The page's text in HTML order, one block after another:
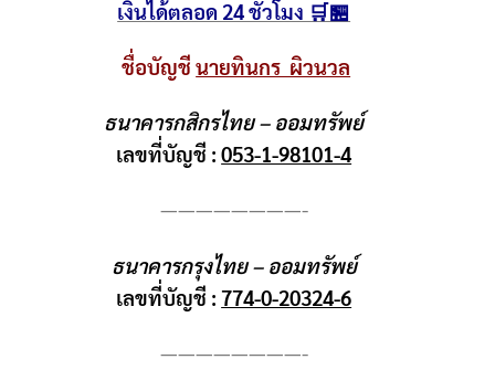
เงินได้ตลอด 24 ชั่วโมง 🛒🏪
ชื่อบัญชีนายทินกร ผิวนวล
ธนาคารกสิกรไทย – ออมทรัพย์
เลขที่บัญชี :053-1-98101-4
————————-
ธนาคารกรุงไทย – ออมทรัพย์
เลขที่บัญชี :774-0-20324-6
————————-